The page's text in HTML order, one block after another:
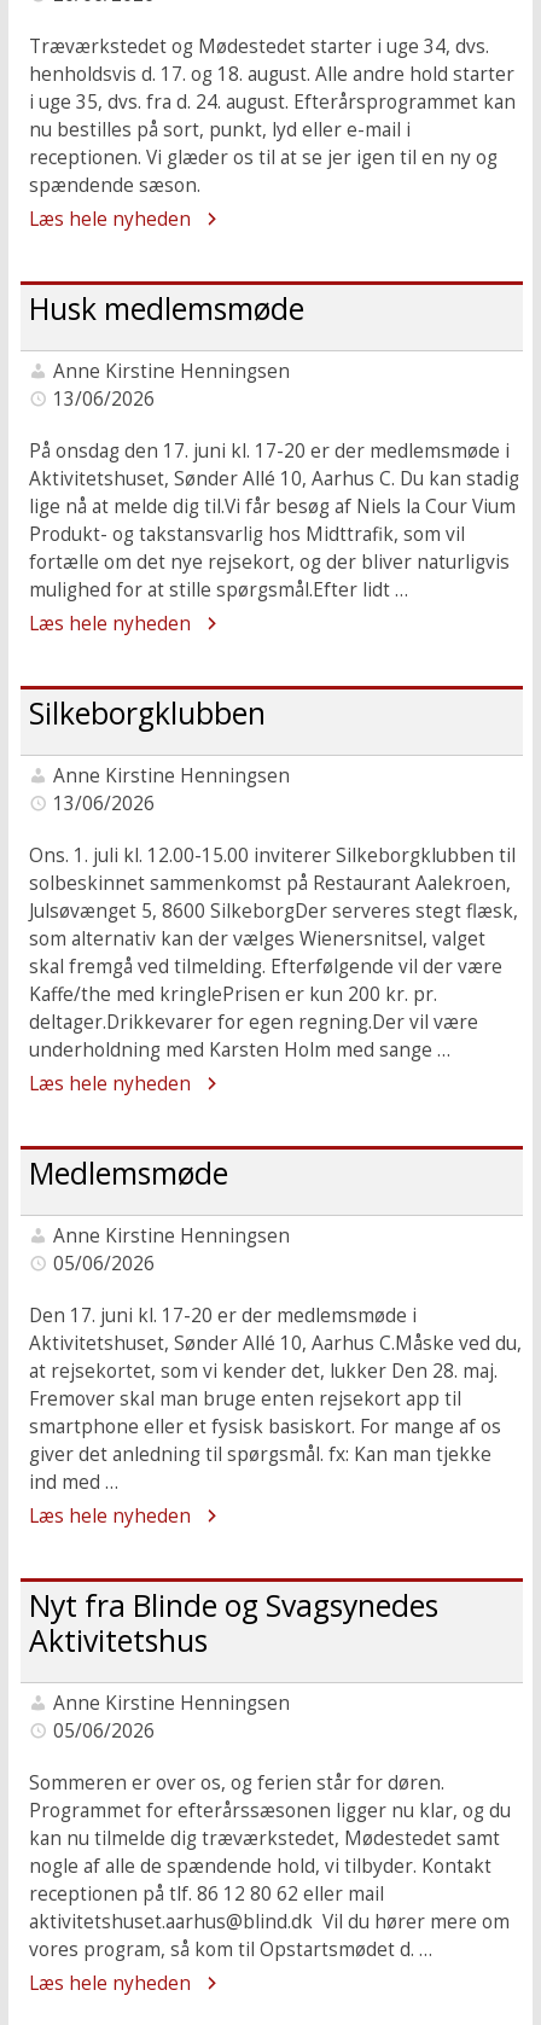
Træværkstedet og Mødestedet starter i uge 34, dvs.
henholdsvis d. 17. og 18. august. Alle andre hold starter
i uge 35, dvs. fra d. 24. august. Efterårsprogrammet kan
nu bestilles på sort, punkt, lyd eller e-mail i
receptionen. Vi glæder os til at se jer igen til en ny og
spændende sæson.
Læs hele nyheden
Husk medlemsmøde
Anne Kirstine Henningsen
13/06/2026
På onsdag den 17. juni kl. 17-20 er der medlemsmøde i
Aktivitetshuset, Sønder Allé 10, Aarhus C. Du kan stadig
lige nå at melde dig til.Vi får besøg af Niels la Cour Vium
Produkt- og takstansvarlig hos Midttrafik, som vil
fortælle om det nye rejsekort, og der bliver naturligvis
mulighed for at stille spørgsmål.Efter lidt …
Læs hele nyheden
Silkeborgklubben
Anne Kirstine Henningsen
13/06/2026
Ons. 1. juli kl. 12.00-15.00 inviterer Silkeborgklubben til
solbeskinnet sammenkomst på Restaurant Aalekroen,
Julsøvænget 5, 8600 SilkeborgDer serveres stegt flæsk,
som alternativ kan der vælges Wienersnitsel, valget
skal fremgå ved tilmelding. Efterfølgende vil der være
Kaffe/the med kringlePrisen er kun 200 kr. pr.
deltager.Drikkevarer for egen regning.Der vil være
underholdning med Karsten Holm med sange …
Læs hele nyheden
Medlemsmøde
Anne Kirstine Henningsen
05/06/2026
Den 17. juni kl. 17-20 er der medlemsmøde i
Aktivitetshuset, Sønder Allé 10, Aarhus C.Måske ved du,
at rejsekortet, som vi kender det, lukker Den 28. maj.
Fremover skal man bruge enten rejsekort app til
smartphone eller et fysisk basiskort. For mange af os
giver det anledning til spørgsmål. fx: Kan man tjekke
ind med …
Læs hele nyheden
Nyt fra Blinde og Svagsynedes
Aktivitetshus
Anne Kirstine Henningsen
05/06/2026
Sommeren er over os, og ferien står for døren.
Programmet for efterårssæsonen ligger nu klar, og du
kan nu tilmelde dig træværkstedet, Mødestedet samt
nogle af alle de spændende hold, vi tilbyder. Kontakt
receptionen på tlf. 86 12 80 62 eller mail
aktivitetshuset.aarhus@blind.dk Vil du hører mere om
vores program, så kom til Opstartsmødet d. …
Læs hele nyheden